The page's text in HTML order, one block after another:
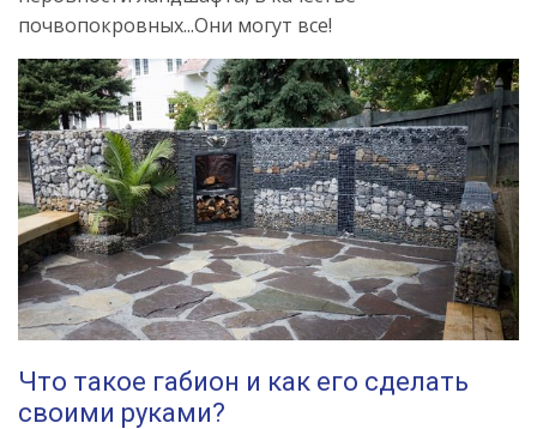
почвопокровных...Они могут все!
Что такое габион и как его сделать
своими руками?